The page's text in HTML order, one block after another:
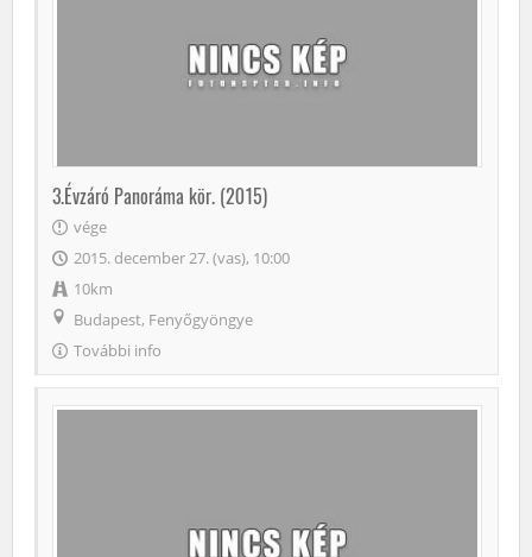
3.Évzáró Panoráma kör. (2015)
vége
2015. december 27. (vas), 10:00
10km
Budapest, Fenyőgyöngye
További info